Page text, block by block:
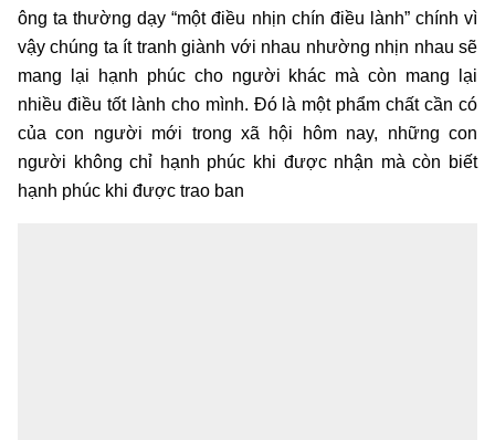
ông ta thường dạy “một điều nhịn chín điều lành” chính vì
vậy chúng ta ít tranh giành với nhau nhường nhịn nhau sẽ
mang lại hạnh phúc cho người khác mà còn mang lại
nhiều điều tốt lành cho mình. Đó là một phẩm chất cần có
của con người mới trong xã hội hôm nay, những con
người không chỉ hạnh phúc khi được nhận mà còn biết
hạnh phúc khi được trao ban